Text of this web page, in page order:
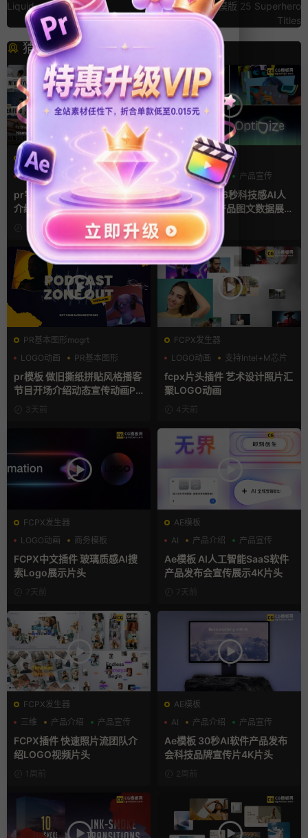
Liquid opener
字宣传开场PR模版 25 Superhero
Titles
猜你喜欢
PR基本图形mogrt
PR基本图形
PR字幕模板
人物介绍
pr字幕模板 9组胶带贴纸人物
介绍角标动画PR模版
13小时前
AE模板
AI
产品介绍 产品宣传
ae片头模板 36秒科技感AI人
工智能SaaS产品图文数据展示
宣传视频AE模板
1天前
PR基本图形mogrt
LOGO动画
PR基本图形
复古风
pr模板 做旧撕纸拼贴风格播客
节目开场介绍动态宣传动画PR
模版3天前
FCPX发生器
LOGO动画
支持Intel+M芯片
汇聚
fcpx片头插件 艺术设计照片汇
聚LOGO动画
4天前
FCPX发生器
LOGO动画
商务模板
支持Intel+M芯片
FCPX中文插件 玻璃质感AI搜
索Logo展示片头
7天前
AE模板
AI
产品介绍 产品宣传
Ae模板 AI人工智能SaaS软件
产品发布会宣传展示4K片头
7天前
FCPX发生器
三维
产品介绍 产品宣传
FCPX插件 快速照片流团队介
绍LOGO视频片头
1周前
AE模板
AI
产品介绍 产品宣传
Ae模板 30秒AI软件产品发布
会科技品牌宣传片4K片头
2周前